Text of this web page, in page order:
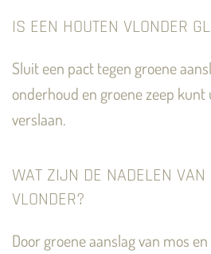
IS EEN HOUTEN VLONDER
Sluit een pact tegen groene
onderhoud en groene zeep
verslaan.
WAT ZIJN DE NADELEN VAN
VLONDER?
Door groene aanslag van mos